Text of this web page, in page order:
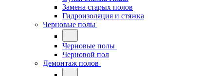
Замена старых полов
Гидроизоляция и стяжка
Черновые полы
Черновые полы
Черновой пол
Демонтаж полов